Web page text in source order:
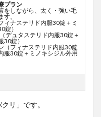
プラン
をしながら、太く・強い毛
。
ィナステリド内服30錠＋ミ
錠）
デュタステリド内服30錠＋
30錠）
（フィナステリド内服30錠
服30錠＋ミノキシジル外用
リ」です。